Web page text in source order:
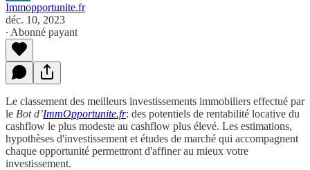
Immopportunite.fr
déc. 10, 2023
∙ Abonné payant
Le classement des meilleurs investissements immobiliers effectué par
le Bot d’ImmOpportunite.fr: des potentiels de rentabilité locative du
cashflow le plus modeste au cashflow plus élevé. Les estimations,
hypothèses d'investissement et études de marché qui accompagnent
chaque opportunité permettront d'affiner au mieux votre
investissement.